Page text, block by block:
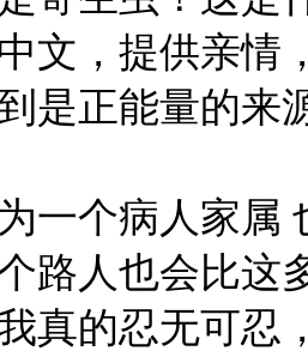
文，提供亲情
是正能量的来
为一个病人家
路人也会比这
真的忍无可忍